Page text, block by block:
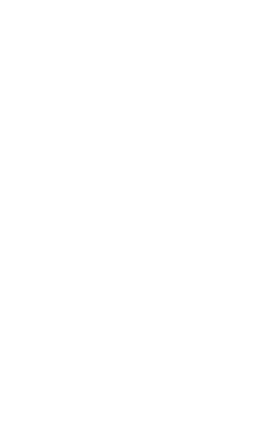
éxito devocional y
Diez obras de Zurbarán
temática que fue
habitualmente agrupaba
A la rueda de prensa de
concejala de Cultura y